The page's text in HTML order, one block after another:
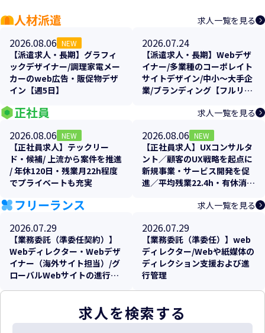
人材派遣 求人一覧を見る
2026.08.06 NEW
【派遣求人・長期】グラフィ
ックデザイナー/調理家電メー
カーのweb広告・販促物デザ
イン【週5日】
2026.07.24
【派遣求人・長期】Webデザ
イナー/多業種のコーポレイト
サイトデザイン/中小～大手企
業/ブランディング【フルリモ
正社員 求人一覧を見る
2026.08.06 NEW
【正社員求人】テックリー
ド・候補/ 上流から案件を推進
/ 年休120日・残業月22h程度
でプライベートも充実
2026.08.06 NEW
【正社員求人】UXコンサルタ
ント／顧客のUX戦略を起点に
新規事業・サービス開発を促
進／平均残業22.4h・有休消化
フリーランス 求人一覧を見る
2026.07.29
【業務委託（準委任契約）】
Webディレクター・Webデザ
イナー（海外サイト担当）/グ
ローバルWebサイトの進行管
2026.07.29
【業務委託（準委任）】web
ディレクター/Webや紙媒体の
ディレクション支援および進
行管理
求人を検索する